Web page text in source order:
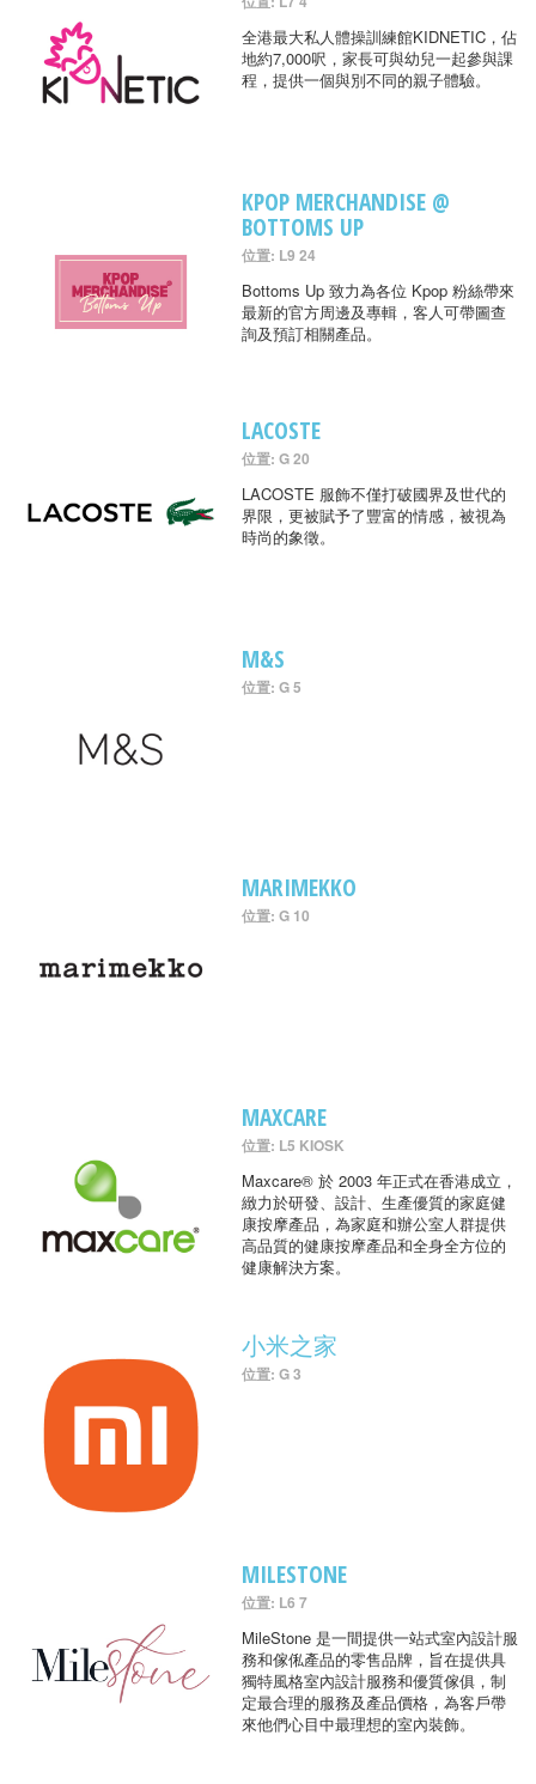
全港最大私人體操訓練館KIDNETIC，佔
地約7,000呎，家長可與幼兒一起參與課
程，提供一個與別不同的親子體驗。
KPOP MERCHANDISE @
BOTTOMS UP
位置: L9 24
Bottoms Up 致力為各位 Kpop 粉絲帶來
最新的官方周邊及專輯，客人可帶圖查
詢及預訂相關產品。
LACOSTE
位置: G 20
LACOSTE 服飾不僅打破國界及世代的
界限，更被賦予了豐富的情感，被視為
時尚的象徵。
M&S
位置: G 5
MARIMEKKO
位置: G 10
MAXCARE
位置: L5 KIOSK
Maxcare® 於 2003 年正式在香港成立，
緻力於研發、設計、生產優質的家庭健
康按摩產品，為家庭和辦公室人群提供
高品質的健康按摩產品和全身全方位的
健康解決方案。
小米之家
位置: G 3
MILESTONE
位置: L6 7
MileStone 是一間提供一站式室內設計服
務和傢俬產品的零售品牌，旨在提供具
獨特風格室內設計服務和優質傢俱，制
定最合理的服務及產品價格，為客戶帶
來他們心目中最理想的室內裝飾。